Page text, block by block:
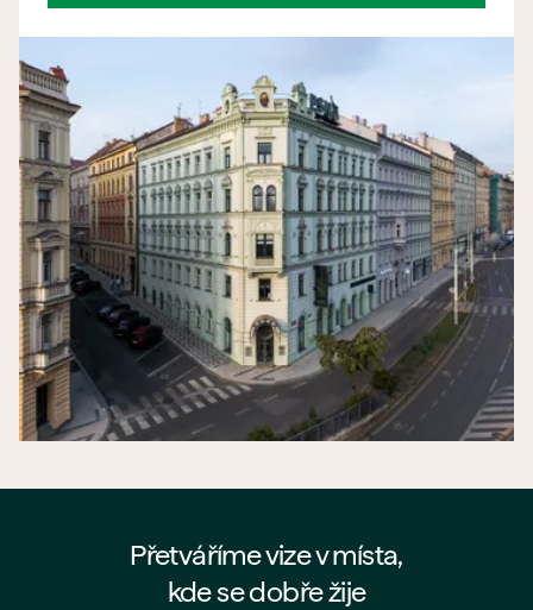
Přetváříme vize v místa,
kde se dobře žije